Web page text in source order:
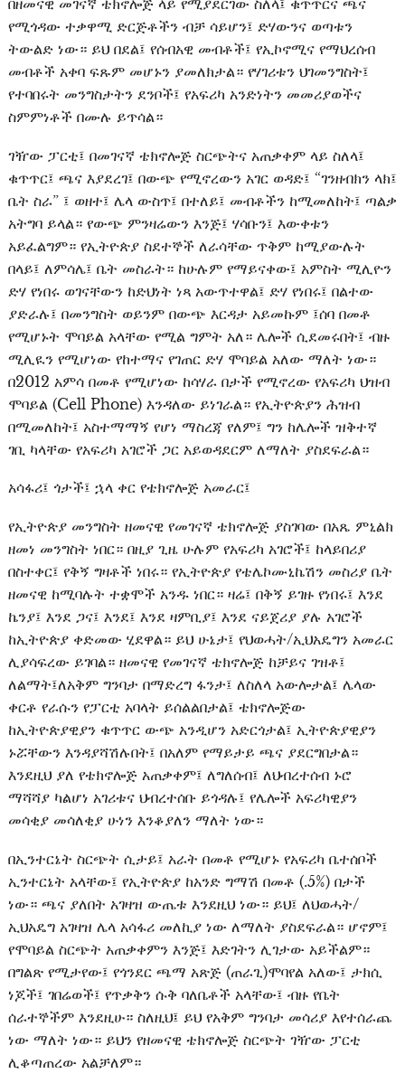
የሚጎዳው ተቃዋሚ ድርጅቶችን ብቻ ሳይሆን፤ ድሃውንና ወጣቱን
ትውልድ ነው። ይህ በደል፤ የሰብአዊ መብቶች፤ የኢኮኖሚና የማህረሰብ
መብቶች አቀባ ፍጹም መሆኑን ያመለክታል። የሃገሪቱን ህገመንግስት፤
የተባበሩት መንግስታትን ደንቦች፤ የአፍሪካ አንድነትን መመሪያወችና
ስምምነቶች በሙሉ ይጥሳል።
ገዥው ፓርቲ፤ በመገናኛ ቴክኖሎጅ ስርጭትና አጠቃቀም ላይ ስለላ፤
ቁጥጥር፤ ጫና እያደረገ፤ በውጭ የሚኖረውን አገር ወዳድ፤ “ገንዘብክን ላክ፤
ቤት ስራ” ፤ ወዘተ፤ ሌላ ውስጥ፤ በተለይ፤ መብቶችን ከሚመለከት፤ ጣልቃ
አትግባ ይላል። የውጭ ምንዛሬውን እንጅ፤ ሃሳቡን፤ እውቀቱን
አይፈልግም። የኢትዮጵያ ስደተኞች ለራሳቸው ጥቅም ከሚያውሉት
በላይ፤ ለምሳሌ፤ ቤት መስራት። ከሁሉም የማይናቀው፤ አምስት ሚሊዮን
ድሃ የነበሩ ወገናቸውን ከድህነት ነጻ አውጥተዋል፤ ድሃ የነበሩ፤ በልተው
ያድራሉ፤ በመንግስት ወይንም በውጭ እርዳታ አይመኩም ፤ሰባ በመቶ
የሚሆኑት ሞባይል አላቸው የሚል ግምት አለ። ሌሎች ሲደመሩበት፤ ብዙ
ሚሊዪን የሚሆነው የከተማና የገጠር ድሃ ሞባይል አለው ማለት ነው።
በ2012 አምሳ በመቶ የሚሆነው ከሳሃራ በታች የሚኖረው የአፍሪካ ህዝብ
ሞባይል (Cell Phone) እንዳለው ይነገራል። የኢትዮጵያን ሕዝብ
በሚመለከት፤ አስተማማኝ የሆነ ማስረጃ የለም፤ ግን ከሌሎች ዝቅተኛ
ገቢ ካላቸው የአፍሪካ አገሮች ጋር አይወዳደርም ለማለት ያስደፍራል።
አሳፋሪ፤ ጎታች፤ ኋላ ቀር የቴክኖሎጅ አመራር፤
የኢትዮጵያ መንግስት ዘመናዊ የመገናኛ ቴክኖሎጅ ያስገባው በአጼ ምኒልክ
ዘመነ መንግስት ነበር። በዚያ ጊዜ ሁሉም የአፍሪካ አገሮች፤ ከላይበሪያ
በስተቀር፤ የቅኝ ግዛቶች ነበሩ። የኢትዮጵያ የቴሌኮሙኒኬሽን መስሪያ ቤት
ዘመናዊ ከሚባሉት ተቋሞች አንዱ ነበር። ዛሬ፤ በቅኝ ይገዙ የነበሩ፤ እንደ
ኬንያ፤ እንደ ጋና፤ እንደ፤ እንደ ዛምቢያ፤ እንደ ናይጀሪያ ያሉ አገሮች
ከኢትዮጵያ ቀድመው ሂደዋል። ይህ ሁኔታ፤ የህወሓት/ኢህአዴግን አመራር
ሊያሳፍረው ይገባል። ዘመናዊ የመገናኛ ቴክኖሎጅ ከቻይና ገዝቶ፤
ለልማት፤ለአቅም ግንባታ በማድረግ ፋንታ፤ ለስለላ አውሎታል፤ ሌላው
ቀርቶ የራሱን የፓርቲ አባላት ይሰልልበታል፤ ቴክኖሎጅው
ከኢትዮጵያዊያን ቁጥጥር ውጭ አንዲሆን አድርጎታል፤ ኢትዮጵያዊያን
ኑሯቸውን እንዳያሻሽሉበት፤ በአለም የማይታይ ጫና ያደርግበታል።
እንደዚህ ያለ የቴክኖሎጅ አጠቃቀም፤ ለግለሰብ፤ ለህብረተሰብ ኑሮ
ማሻሻያ ካልሆነ አገሪቱና ህብረተሰቡ ይጎዳሉ፤ የሌሎች አፍሪካዊያን
መሳቂያ መሳለቂያ ሁነን እንቆያለን ማለት ነው።
በኢንተርኔት ስርጭት ሲታይ፤ አራት በመቶ የሚሆኑ የአፍሪካ ቤተሰቦች
ኢንተርኔት አላቸው፤ የኢትዮጵያ ከአንድ ግማሽ በመቶ (.5%) በታች
ነው። ጫና ያለበት አገዛዝ ውጤቱ እንደዚህ ነው። ይህ፤ ለህወሓት/
ኢህአዴግ አገዛዝ ሌላ አሳፋሪ መለኪያ ነው ለማለት ያስደፍራል። ሆኖም፤
የሞባይል ስርጭት አጠቃቀምን እንጅ፤ እድገትን ሊገታው አይችልም።
በግልጽ የሚታየው፤ የጎንደር ጫማ አጽጅ (ጠራጊ)ሞባየል አለው፤ ታክሲ
ነጆች፤ ገበሬወች፤ የጥቃቅን ሱቅ ባለቤቶች አላቸው፤ ብዙ የቤት
ሰራተኞችም እንደዚሁ። ስለዚህ፤ ይህ የአቅም ግንባታ መሳሪያ እየተሰራጨ
ነው ማለት ነው። ይህን የዘመናዊ ቴክኖሎጅ ስርጭት ገዥው ፓርቲ
ሊቆጣጠረው አልቻለም።